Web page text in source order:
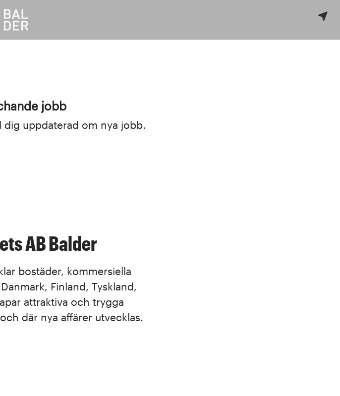
jobb
dig uppdaterad om nya jobb.
AB Balder
bostäder, kommersiella
Finland, Tyskland,
attraktiva och trygga
där nya affärer utvecklas.